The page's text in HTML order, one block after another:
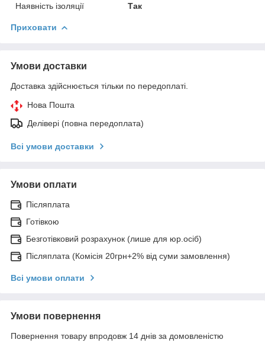
Наявність ізоляції
Так
Приховати
Умови доставки
Доставка здійснюється тільки по передоплаті.
Нова Пошта
Делівері (повна передоплата)
Всі умови доставки
Умови оплати
Післяплата
Готівкою
Безготівковий розрахунок (лише для юр.осіб)
Післяплата (Комісія 20грн+2% від суми замовлення)
Всі умови оплати
Умови повернення
Повернення товару впродовж 14 днів за домовленістю